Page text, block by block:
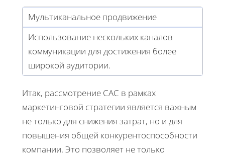
Мультиканальное продвижение
Использование нескольких каналов
коммуникации для достижения более
широкой аудитории.
Итак, рассмотрение CAC в рамках
маркетинговой стратегии является важным
не только для снижения затрат, но и для
повышения общей конкурентоспособности
компании. Это позволяет не только